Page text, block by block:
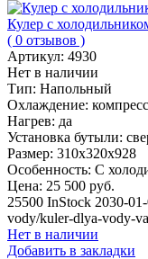
Кулер с
( 0 отзывов )
Артикул: 4930
Нет в наличии
Тип: Напольный
Охлаждение:
Нагрев: да
Установка бутыли:
Размер: 310х320х928
Особенность: С
Цена: 25 500 руб.
25500 InStock 2030-01-
vody/kuler-dlya-vody-
Нет в наличии
Добавить в закладки